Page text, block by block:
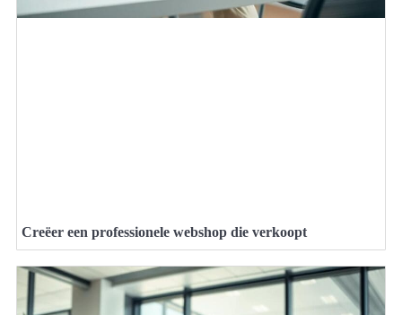
Creëer een professionele webshop die verkoopt